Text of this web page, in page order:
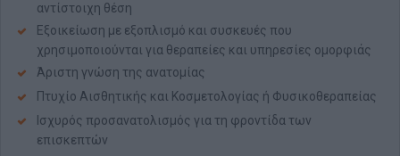
αντίστοιχη θέση
Εξοικείωση με εξοπλισμό και συσκευές που
χρησιμοποιούνται για θεραπείες και υπηρεσίες ομορφιάς
Άριστη γνώση της ανατομίας
Πτυχίο Αισθητικής και Κοσμετολογίας ή Φυσικοθεραπείας
Ισχυρός προσανατολισμός για τη φροντίδα των
επισκεπτών